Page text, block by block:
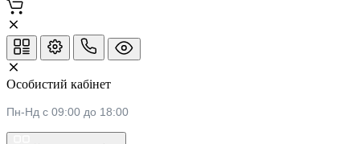
Особистий кабінет
Пн-Нд с 09:00 до 18:00